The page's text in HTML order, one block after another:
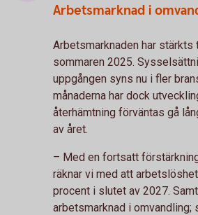
Arbetsmarknad i
Arbetsmarknaden har stärkts
sommaren 2025.
uppgången syns nu i fler
månaderna har dock
återhämtning förväntas gå
av året.
– Med en fortsatt
räknar vi med att
procent i slutet av 2027.
arbetsmarknad i